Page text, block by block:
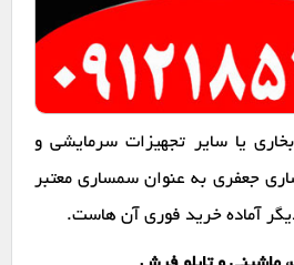
یا سایر تجهیزات سرمایشی و
جعفری به عنوان سمساری معتبر
آماده خرید فوری آن هاست.